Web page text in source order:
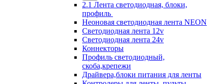
2.1 Лента светодиодная, блоки,
профиль
Неоновая светодиодная лента NEON
Светодиодная лента 12v
Светодиодная лента 24v
Коннекторы
Профиль светодиодный,
скоба,крепежи
Драйвера,блоки питания для ленты